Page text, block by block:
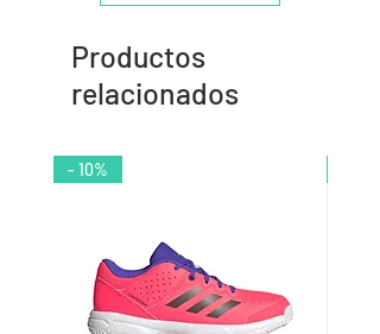
Productos
relacionados
- 10%